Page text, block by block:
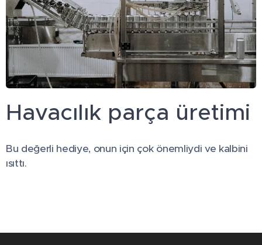
Havacılık parça üretimi
Bu değerli hediye, onun için çok önemliydi ve kalbini
ısıttı.